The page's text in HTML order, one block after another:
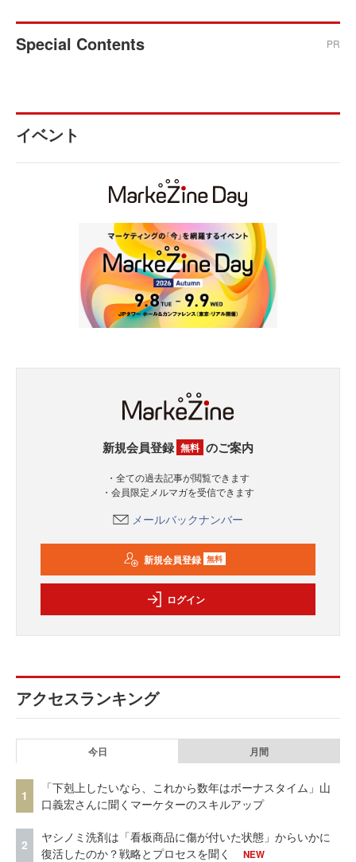
Special Contents PR
イベント
新規会員登録 無料 のご案内
・全ての過去記事が閲覧できます
・会員限定メルマガを受信できます
メールバックナンバー
新規会員登録 無料
ログイン
アクセスランキング
今日 月間
1
「下剋上したいなら、これから数年はボーナスタイム」山
口義宏さんに聞くマーケターのスキルアップ
2
ヤシノミ洗剤は「看板商品に傷が付いた状態」からいかに
復活したのか？戦略とプロセスを聞く
NEW